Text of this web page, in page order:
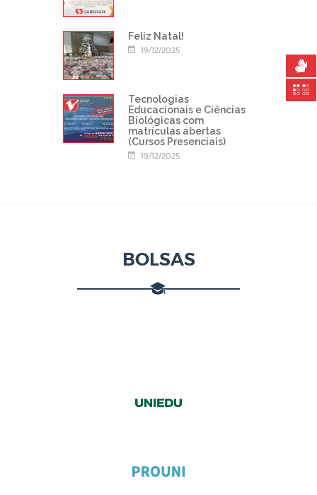
Feliz Natal!
19/12/2025
Tecnologias
Educacionais e Ciências
Biológicas com
matrículas abertas
(Cursos Presenciais)
19/12/2025
BOLSAS